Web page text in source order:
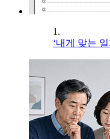
1.
‘내게 맞는